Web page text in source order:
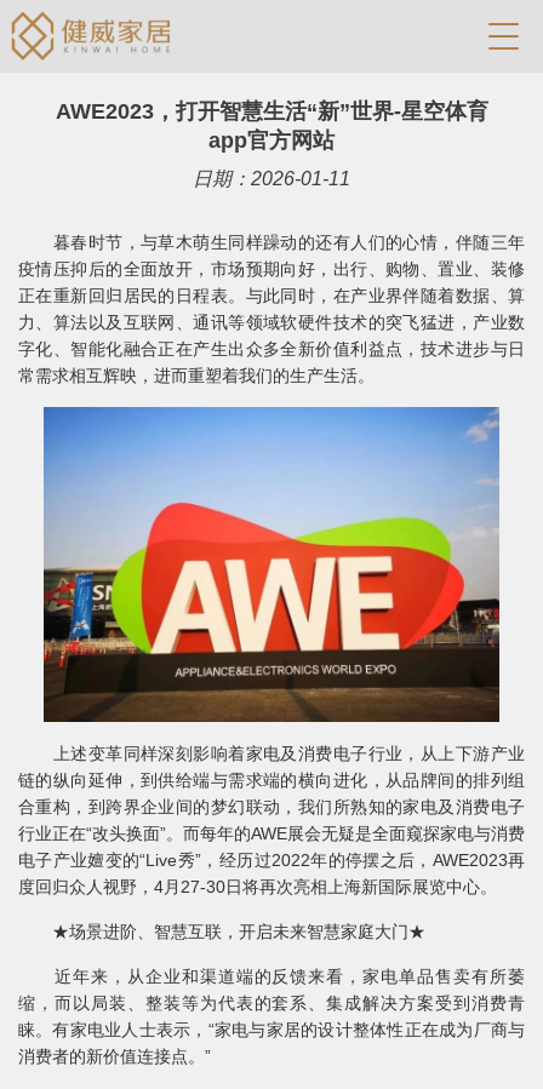
AWE2023，打开智慧生活“新”世界-星空体育
app官方网站
日期：2026-01-11
暮春时节，与草木萌生同样躁动的还有人们的心情，伴随三年
疫情压抑后的全面放开，市场预期向好，出行、购物、置业、装修
正在重新回归居民的日程表。与此同时，在产业界伴随着数据、算
力、算法以及互联网、通讯等领域软硬件技术的突飞猛进，产业数
字化、智能化融合正在产生出众多全新价值利益点，技术进步与日
常需求相互辉映，进而重塑着我们的生产生活。
上述变革同样深刻影响着家电及消费电子行业，从上下游产业
链的纵向延伸，到供给端与需求端的横向进化，从品牌间的排列组
合重构，到跨界企业间的梦幻联动，我们所熟知的家电及消费电子
行业正在“改头换面”。而每年的AWE展会无疑是全面窥探家电与消费
电子产业嬗变的“Live秀”，经历过2022年的停摆之后，AWE2023再
度回归众人视野，4月27-30日将再次亮相上海新国际展览中心。
★场景进阶、智慧互联，开启未来智慧家庭大门★
近年来，从企业和渠道端的反馈来看，家电单品售卖有所萎
缩，而以局装、整装等为代表的套系、集成解决方案受到消费青
睐。有家电业人士表示，“家电与家居的设计整体性正在成为厂商与
消费者的新价值连接点。”